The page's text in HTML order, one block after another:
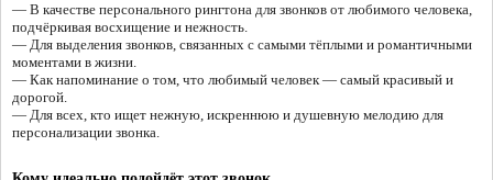
— В качестве персонального рингтона для звонков от любимого человека,
подчёркивая восхищение и нежность.
— Для выделения звонков, связанных с самыми тёплыми и романтичными
моментами в жизни.
— Как напоминание о том, что любимый человек — самый красивый и
дорогой.
— Для всех, кто ищет нежную, искреннюю и душевную мелодию для
персонализации звонка.